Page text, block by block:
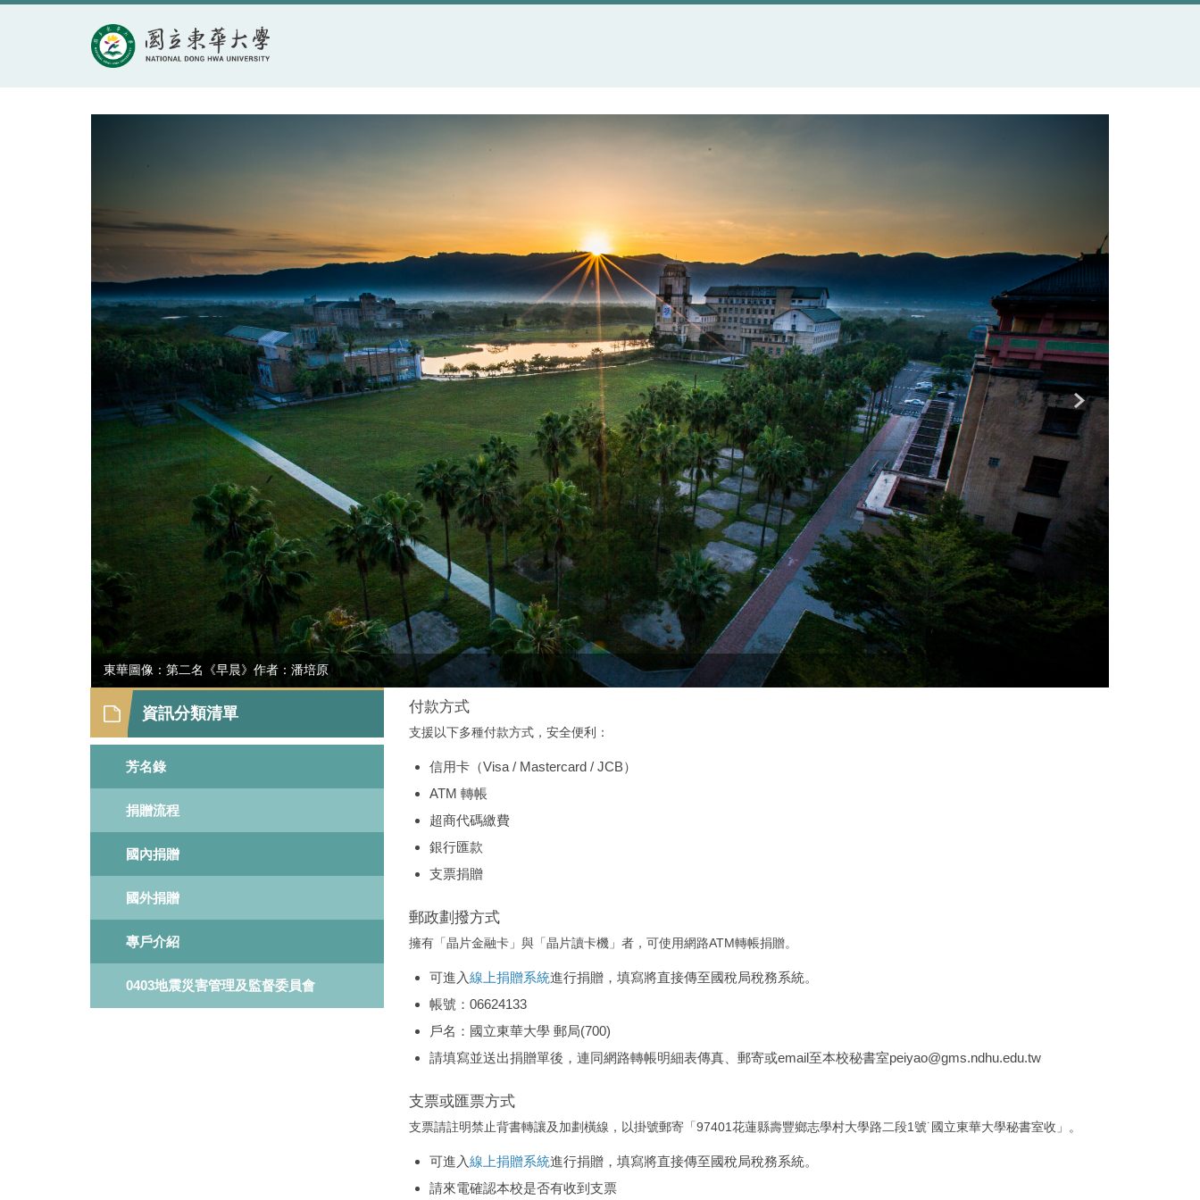
東華圖像：第二名《早晨》作者：潘培原
資訊分類清單
芳名錄
捐贈流程
國內捐贈
國外捐贈
專戶介紹
0403地震災害管理及監督委員會
付款方式
支援以下多種付款方式，安全便利：
信用卡（Visa / Mastercard / JCB）
ATM 轉帳
超商代碼繳費
銀行匯款
支票捐贈
郵政劃撥方式
擁有「晶片金融卡」與「晶片讀卡機」者，可使用網路ATM轉帳捐贈。
可進入線上捐贈系統進行捐贈，填寫將直接傳至國稅局稅務系統。
帳號：06624133
戶名：國立東華大學 郵局(700)
請填寫並送出捐贈單後，連同網路轉帳明細表傳真、郵寄或email至本校秘書室peiyao@gms.ndhu.edu.tw
支票或匯票方式
支票請註明禁止背書轉讓及加劃橫線，以掛號郵寄「97401花蓮縣壽豐鄉志學村大學路二段1號˙國立東華大學秘書室收」。
可進入線上捐贈系統進行捐贈，填寫將直接傳至國稅局稅務系統。
請來電確認本校是否有收到支票